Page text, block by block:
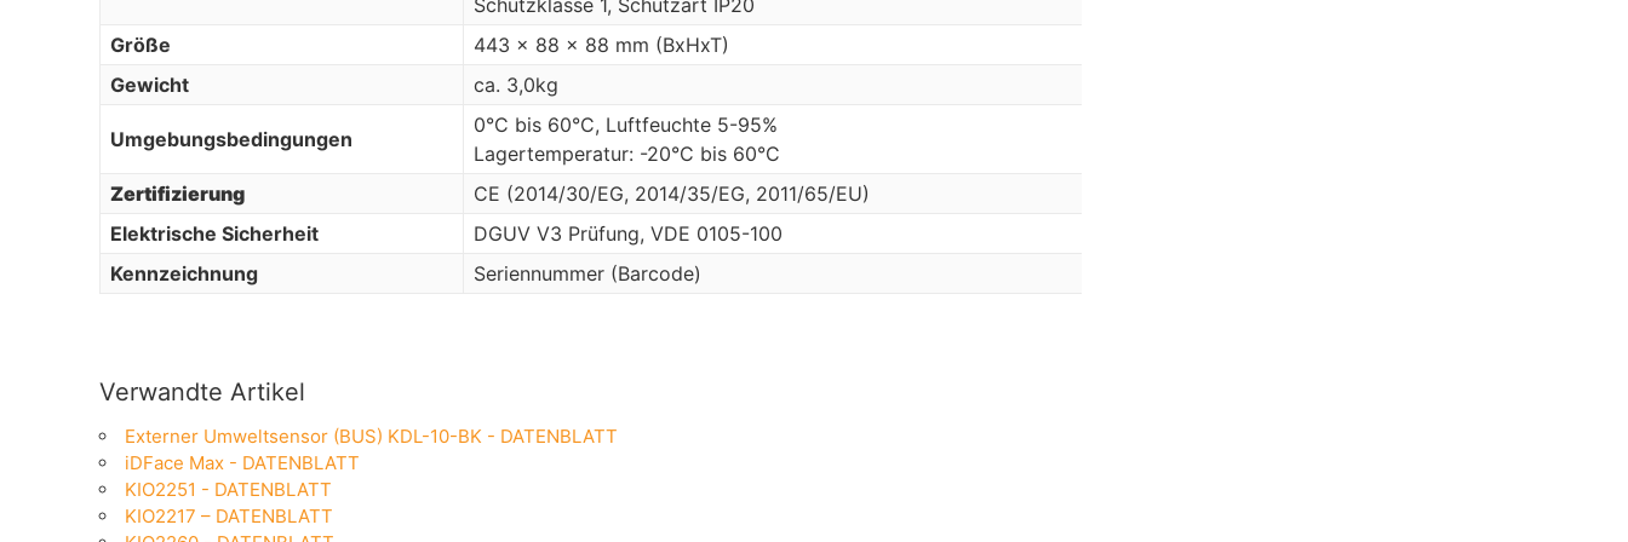
Größe
443 x 88 x 88 mm (BxHxT)
Gewicht
ca. 3,0kg
Umgebungsbedingungen
0°C bis 60°C, Luftfeuchte 5-95%
Lagertemperatur: -20°C bis 60°C
Zertifizierung
CE (2014/30/EG, 2014/35/EG, 2011/65/EU)
Elektrische Sicherheit
DGUV V3 Prüfung, VDE 0105-100
Kennzeichnung
Seriennummer (Barcode)
Verwandte Artikel
Externer Umweltsensor (BUS) KDL-10-BK - DATENBLATT
iDFace Max - DATENBLATT
KIO2251 - DATENBLATT
KIO2217 – DATENBLATT